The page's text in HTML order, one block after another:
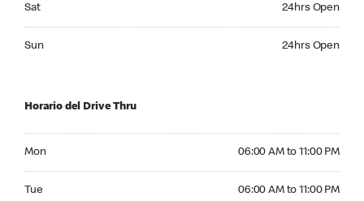
Sat 24hrs Open
Sun 24hrs Open
Horario del Drive Thru
Mon 06:00 AM to 11:00 PM
Tue 06:00 AM to 11:00 PM